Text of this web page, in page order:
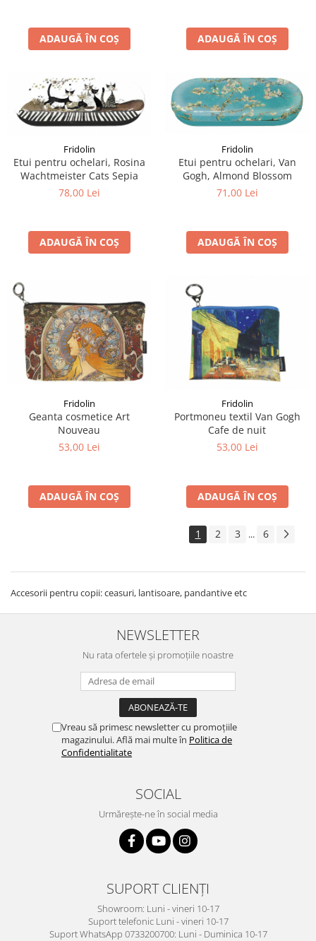
ADAUGĂ ÎN COȘ ADAUGĂ ÎN COȘ
Fridolin
Etui pentru ochelari, Rosina
Wachtmeister Cats Sepia
78,00 Lei
ADAUGĂ ÎN COȘ
Fridolin
Etui pentru ochelari, Van
Gogh, Almond Blossom
71,00 Lei
ADAUGĂ ÎN COȘ
Fridolin
Geanta cosmetice Art
Nouveau
53,00 Lei
ADAUGĂ ÎN COȘ
Fridolin
Portmoneu textil Van Gogh
Cafe de nuit
53,00 Lei
ADAUGĂ ÎN COȘ
1 2 3 ... 6
Accesorii pentru copii: ceasuri, lantisoare, pandantive etc
NEWSLETTER
Nu rata ofertele și promoțiile noastre
Vreau să primesc newsletter cu promoțiile
magazinului. Află mai multe în Politica de
Confidentialitate
SOCIAL
Urmărește-ne în social media
SUPORT CLIENȚI
Showroom: Luni - vineri 10-17
Suport telefonic Luni - vineri 10-17
Suport WhatsApp 0733200700: Luni - Duminica 10-17